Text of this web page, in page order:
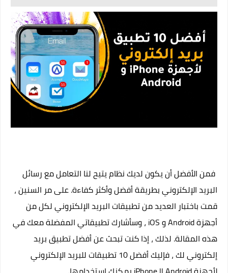
فمن الأفضل أن يكون لديك نظام يتيح لنا التعامل مع رسائل
البريد الإلكتروني بطريقة أفضل وأكثر كفاءة. على مر السنين ،
قمت باختبار العديد من تطبيقات البريد الإلكتروني لكل من
أجهزة Android و iOS ، وسأشارك تطبيقاتي المفضلة معك في
هذه المقالة. لذلك ، إذا كنت تبحث عن أفضل تطبيق بريد
إلكتروني لك ، فإليك أفضل 10 تطبيقات للبريد الإلكتروني